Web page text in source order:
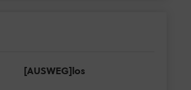
[AUSWEG]los